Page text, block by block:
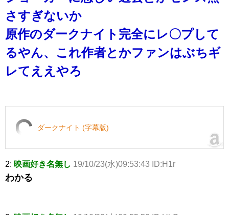
さすぎないか
原作のダークナイト完全にレ〇プして
るやん、これ作者とかファンはぶちギ
レてええやろ
ダークナイト (字幕版)
2: 映画好き名無し 19/10/23(水)09:53:43 ID:H1r
わかる